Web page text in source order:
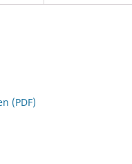
(PDF)